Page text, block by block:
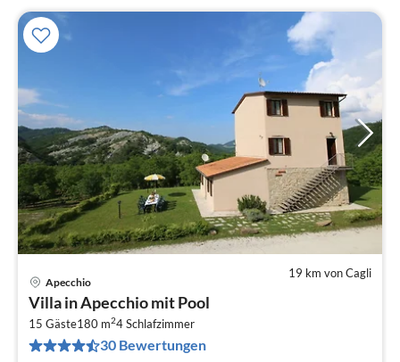
19 km von Cagli
Apecchio
Villa in Apecchio mit Pool
15 Gäste180 m24Schlafzimmer
30 Bewertungen